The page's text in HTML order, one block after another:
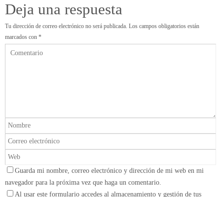
Deja una respuesta
Tu dirección de correo electrónico no será publicada. Los campos obligatorios están
marcados con *
Guarda mi nombre, correo electrónico y dirección de mi web en mi
navegador para la próxima vez que haga un comentario.
Al usar este formulario accedes al almacenamiento y gestión de tus